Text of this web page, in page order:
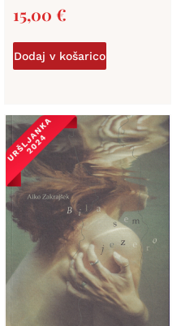
15,00 €
Dodaj v košarico